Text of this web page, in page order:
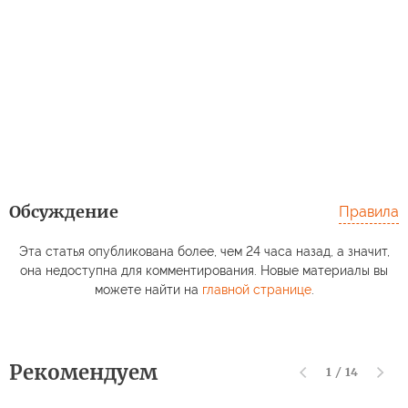
Обсуждение Правила
Эта статья опубликована более, чем 24 часа назад, а значит,
она недоступна для комментирования. Новые материалы вы
можете найти на главной странице.
Рекомендуем 1 / 14